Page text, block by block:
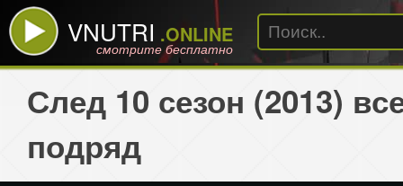
VNUTRI .ONLINE
смотрите бесплатно
След 10 сезон (2013)
подряд